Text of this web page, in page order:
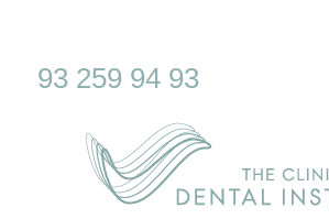
93 259 94 93